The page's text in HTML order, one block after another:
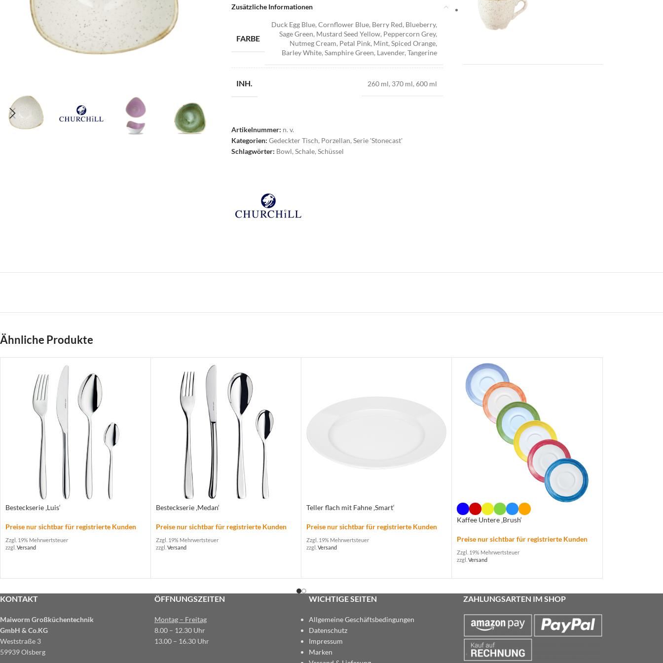
Zusätzliche Informationen
FARBE
Duck Egg Blue,Cornflower Blue, Berry Red, Blueberry,
Sage Green, Mustard Seed Yellow, Peppercorn Grey,
Nutmeg Cream, Petal Pink, Mint,Spiced Orange,
Barley White,Samphire Green, Lavender,Tangerine
INH. 260 ml, 370 ml,600 ml
Artikelnummer: n. v.
Kategorien: Gedeckter Tisch, Porzellan, Serie 'Stonecast'
Schlagwörter: Bowl, Schale, Schüssel
Ähnliche Produkte
Besteckserie ‚Luis‘
Preise nur sichtbar für registrierte Kunden
Zzgl. 19% Mehrwertsteuer
zzgl. Versand
Besteckserie ‚Medan‘
Preise nur sichtbar für registrierte Kunden
Zzgl. 19% Mehrwertsteuer
zzgl. Versand
Teller flach mit Fahne ‚Smart‘
Preise nur sichtbar für registrierte Kunden
Zzgl. 19% Mehrwertsteuer
zzgl. Versand
Kaffee Untere ‚Brush‘
Preise nur sichtbar für registrierte Kunden
Zzgl. 19% Mehrwertsteuer
zzgl. Versand
KONTAKT
Maiworm Großküchentechnik
GmbH & Co.KG
Weststraße 3
59939 Olsberg
ÖFFNUNGSZEITEN
Montag – Freitag
8.00 – 12.30 Uhr
13.00 – 16.30 Uhr
WICHTIGE SEITEN
Allgemeine Geschäftsbedingungen
Datenschutz
Impressum
Marken
ZAHLUNGSARTEN IM SHOP